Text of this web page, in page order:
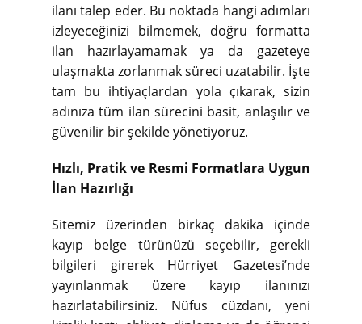
ilanı talep eder. Bu noktada hangi adımları
izleyeceğinizi bilmemek, doğru formatta
ilan hazırlayamamak ya da gazeteye
ulaşmakta zorlanmak süreci uzatabilir. İşte
tam bu ihtiyaçlardan yola çıkarak, sizin
adınıza tüm ilan sürecini basit, anlaşılır ve
güvenilir bir şekilde yönetiyoruz.
Hızlı, Pratik ve Resmi Formatlara Uygun
İlan Hazırlığı
Sitemiz üzerinden birkaç dakika içinde
kayıp belge türünüzü seçebilir, gerekli
bilgileri girerek Hürriyet Gazetesi’nde
yayınlanmak üzere kayıp ilanınızı
hazırlatabilirsiniz. Nüfus cüzdanı, yeni